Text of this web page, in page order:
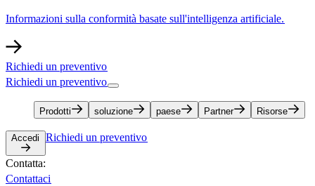
Informazioni sulla conformità basate sull'intelligenza artificiale.​​
Richiedi un preventivo​​
Richiedi un preventivo​​
Prodotti​​ soluzione​​ paese​​ Partner​​ Risorse​​
Accedi​​ Richiedi un preventivo​​
Contatta:​​
Contattaci​​